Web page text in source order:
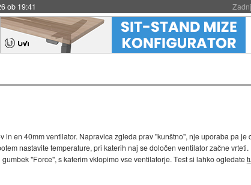
ob 19:41
en 40mm ventilator. Napravica zgleda prav "kunštno", nje uporaba pa je
nastavite temperature, pri katerih naj se določen ventilator začne vrteti.
"Force", s katerim vklopimo vse ventilatorje. Test si lahko ogledate